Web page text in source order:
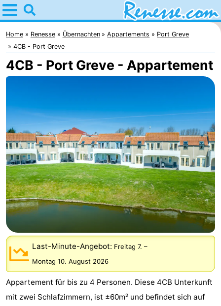
Home
Renesse
Tipps
Für
Appartements
-
Port
Greve
-
Zeeuwse
Kust
Campingplätze
Ferienhäuser
-
Buitenheem
Oase
Duinoord
-
Home Renesse Übernachten Appartements
Port Greve
4CB - Port Greve
4CB - Port Greve - Appartement
Last-Minute-Angebot: Freitag 7. –
Montag 10. August 2026
Appartement für bis zu 4 Personen. Diese 4CB Unterkunft
mit zwei Schlafzimmern, ist ±60m² und befindet sich auf